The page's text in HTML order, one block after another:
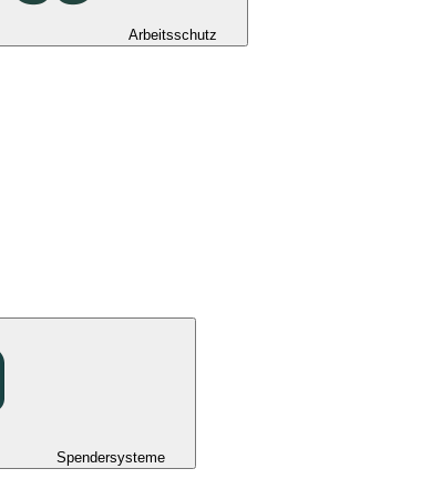
Arbeitsschutz
Spendersysteme